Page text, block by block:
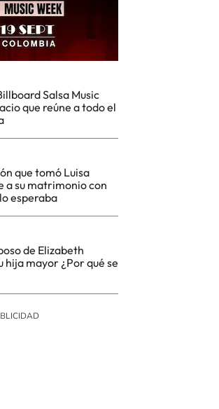
Salsa Music
que reúne a todo el
que tomó Luisa
a su matrimonio con
esperaba
de Elizabeth
hija mayor ¿Por qué se